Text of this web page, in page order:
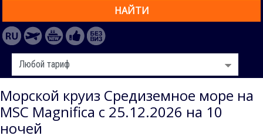
НАЙТИ
Морской круиз Средиземное море на
MSC Magnifica с 25.12.2026 на 10
ночей